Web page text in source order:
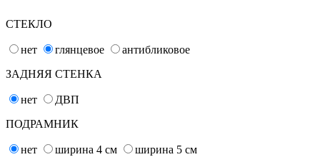
СТЕКЛО
нет глянцевое
антибликовое
ЗАДНЯЯ СТЕНКА
нет
ДВП
ПОДРАМНИК
нет ширина 4 см ширина 5 см